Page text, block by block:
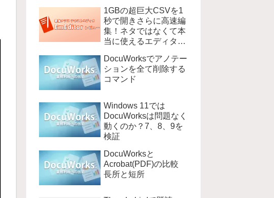
1GBの超巨大CSVを1
秒で開きさらに高速編
集！ネタではなくて本
当に使えるエディタ
DocuWorksでアノテー
ションを全て削除する
コマンド
Windows 11では
DocuWorksは問題なく
動くのか？7、8、9を
検証
DocuWorksと
Acrobat(PDF)の比較
長所と短所